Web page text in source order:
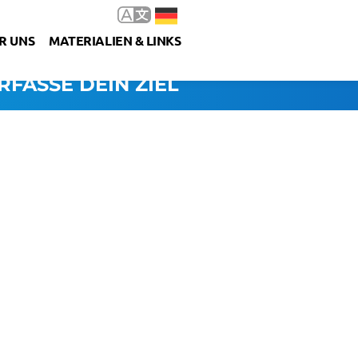
UNS MATERIALIEN & LINKS
DEIN ZIEL